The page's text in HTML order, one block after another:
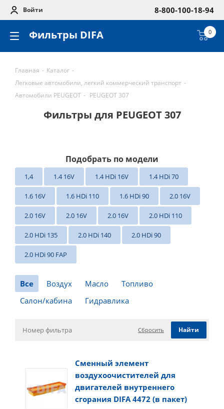
Войти 8-800-100-18-94
Фильтры DIFA 0
Главная - Каталог -
Легковые автомобили, легкий коммерческий транспорт -
Автомобили PEUGEOT - PEUGEOT 307
Фильтры для PEUGEOT 307
Подобрать по модели
1,4 1.4 16V 1.4 HDi 16V 1.4 HDi 70
1.6 16V 1.6 HDi 110 1.6 HDi 90 2.0 16V
2.0 16V 2.0 16V 2.0 16V 2.0 HDi 110
2.0 HDi 135 2.0 HDi 140 2.0 HDi 90
2.0 HDi 90 FAP
Все Воздух Масло
Топливо
Салон/кабина
Гидравлика
Сбросить
Сменный элемент
воздухоочистителей для
двигателей внутреннего
сгорания DIFA 4472 (в пакет)